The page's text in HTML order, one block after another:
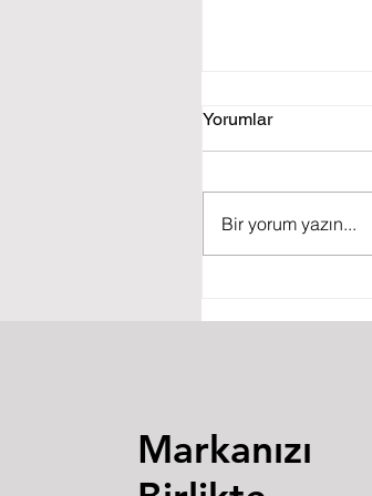
Yorumlar
Bir yorum yazın...
Markanızı